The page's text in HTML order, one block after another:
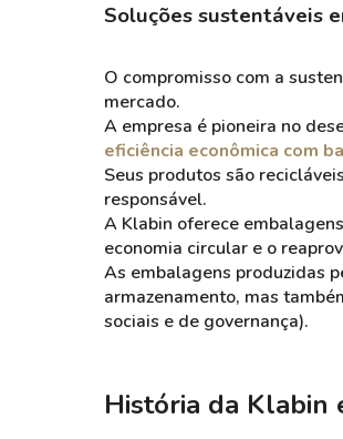
Soluções sustentáveis
O compromisso com a
mercado.
A empresa é pioneira no
eficiência econômica com
Seus produtos são
responsável.
A Klabin oferece
economia circular e o
As embalagens produzidas
armazenamento, mas
sociais e de governança).
História da Klabin